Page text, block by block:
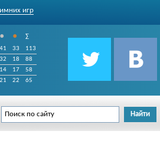
игр
• •
∑
41 33
113
32 18
88
14 17
58
21 22 65